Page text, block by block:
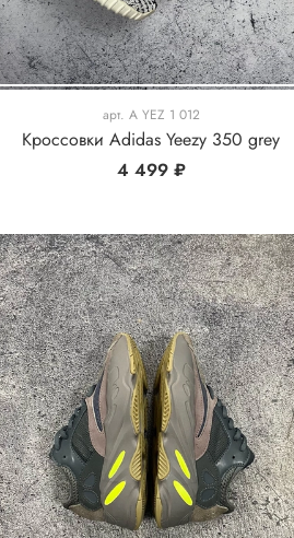
арт. A YEZ 1 012
Кроссовки Adidas Yeezy 350 grey
4 499 ₽